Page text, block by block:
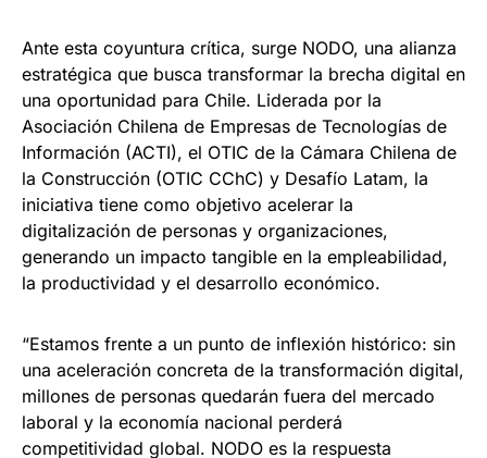
Ante esta coyuntura crítica, surge NODO, una alianza
estratégica que busca transformar la brecha digital en
una oportunidad para Chile. Liderada por la
Asociación Chilena de Empresas de Tecnologías de
Información (ACTI), el OTIC de la Cámara Chilena de
la Construcción (OTIC CChC) y Desafío Latam, la
iniciativa tiene como objetivo acelerar la
digitalización de personas y organizaciones,
generando un impacto tangible en la empleabilidad,
la productividad y el desarrollo económico.
“Estamos frente a un punto de inflexión histórico: sin
una aceleración concreta de la transformación digital,
millones de personas quedarán fuera del mercado
laboral y la economía nacional perderá
competitividad global. NODO es la respuesta